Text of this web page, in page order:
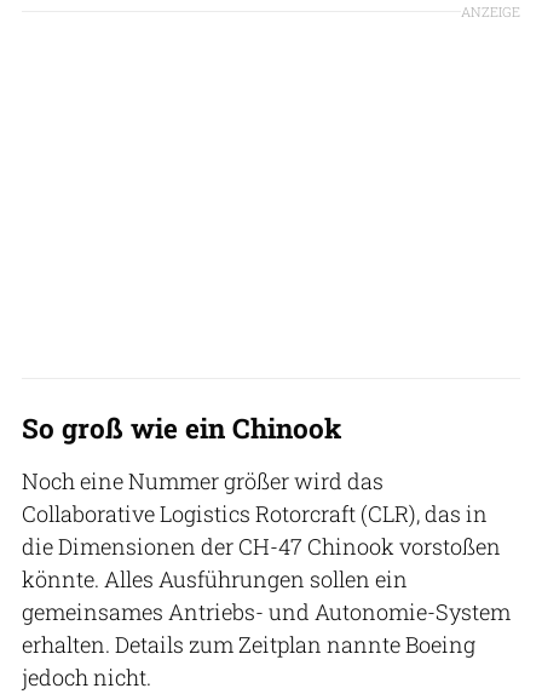
ANZEIGE
So groß wie ein Chinook
Noch eine Nummer größer wird das
Collaborative Logistics Rotorcraft (CLR), das in
die Dimensionen der CH-47 Chinook vorstoßen
könnte. Alles Ausführungen sollen ein
gemeinsames Antriebs- und Autonomie-System
erhalten. Details zum Zeitplan nannte Boeing
jedoch nicht.